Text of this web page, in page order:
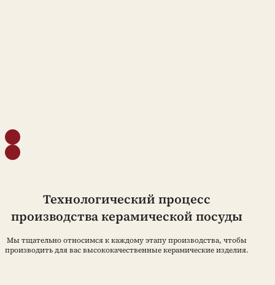
Технологический процесс
производства керамической посуды
Мы тщательно относимся к каждому этапу производства, чтобы
производить для вас высококачественные керамические изделия.